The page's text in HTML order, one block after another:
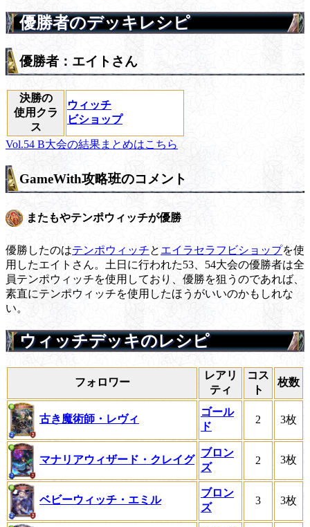
優勝者のデッキレシピ
優勝者：エイトさん
決勝の
使用クラ
ス
ウィッチ
ビショップ
Vol.54 B大会の結果まとめはこちら
GameWith攻略班のコメント
またもやテンポウィッチが優勝
優勝したのはテンポウィッチと エイラセラフビショップを使
用したエイトさん。土日に行われた53、54大会の優勝者は全
員テンポウィッチを使用しており、優勝を狙うのであれば、
素直にテンポウィッチを使用したほうがいいのかもしれな
い。
ウィッチデッキのレシピ
フォロワー
レアリ
ティ
コス
ト
枚数
古き魔術師・レヴィ
ゴール
ド
2 3枚
マナリアウィザード・クレイグ
ブロン
ズ
2 3枚
ベビーウィッチ・エミル
ブロン
ズ
3 3枚